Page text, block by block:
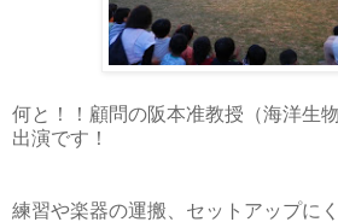
何と！！顧問の阪本准教授（海洋生
出演です！
練習や楽器の運搬、セットアップに